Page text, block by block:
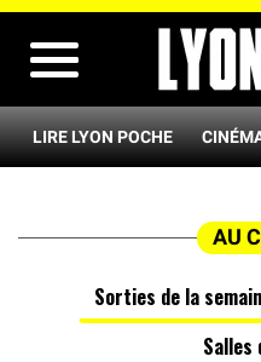
LIRE LYON POCHE
AU
Sorties de la
Salles